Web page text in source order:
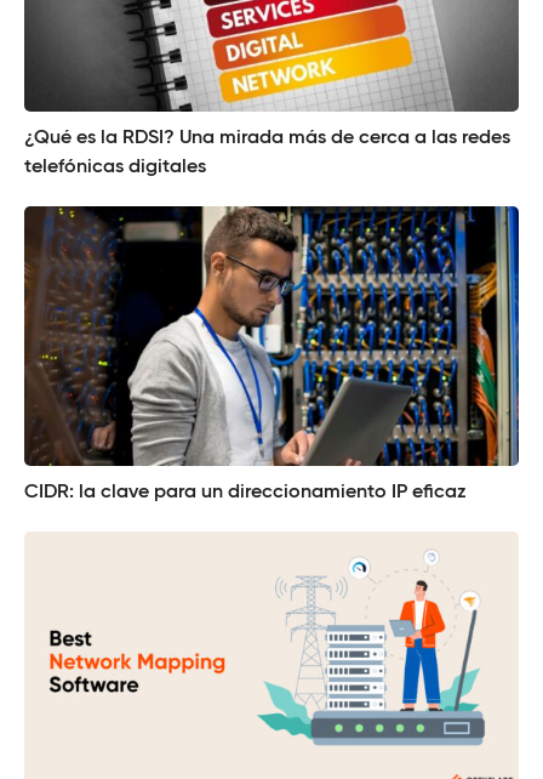
¿Qué es la RDSI? Una mirada más de cerca a las redes
telefónicas digitales
CIDR: la clave para un direccionamiento IP eficaz